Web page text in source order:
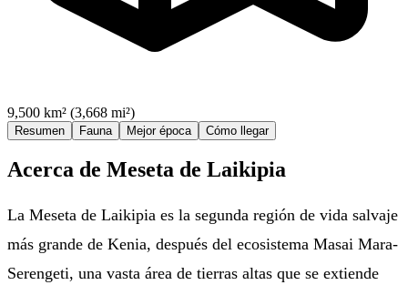
9,500 km² (3,668 mi²)
Resumen Fauna Mejor época Cómo llegar
Acerca de Meseta de Laikipia
La Meseta de Laikipia es la segunda región de vida salvaje
más grande de Kenia, después del ecosistema Masai Mara-
Serengeti, una vasta área de tierras altas que se extiende